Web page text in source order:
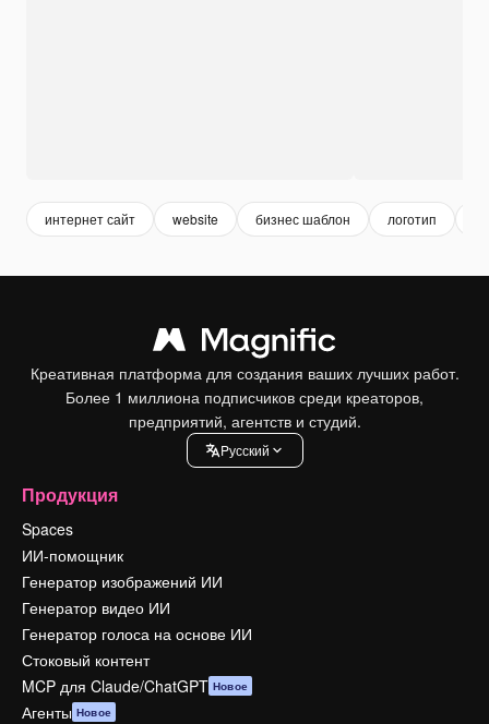
интернет сайт website бизнес шаблон логотип
Креативная платформа для создания ваших лучших работ.
Более 1 миллиона подписчиков среди креаторов,
предприятий, агентств и студий.
Pусский
Продукция
Spaces
ИИ-помощник
Генератор изображений ИИ
Генератор видео ИИ
Генератор голоса на основе ИИ
Стоковый контент
MCP для Claude/ChatGPT Новое
Агенты Новое